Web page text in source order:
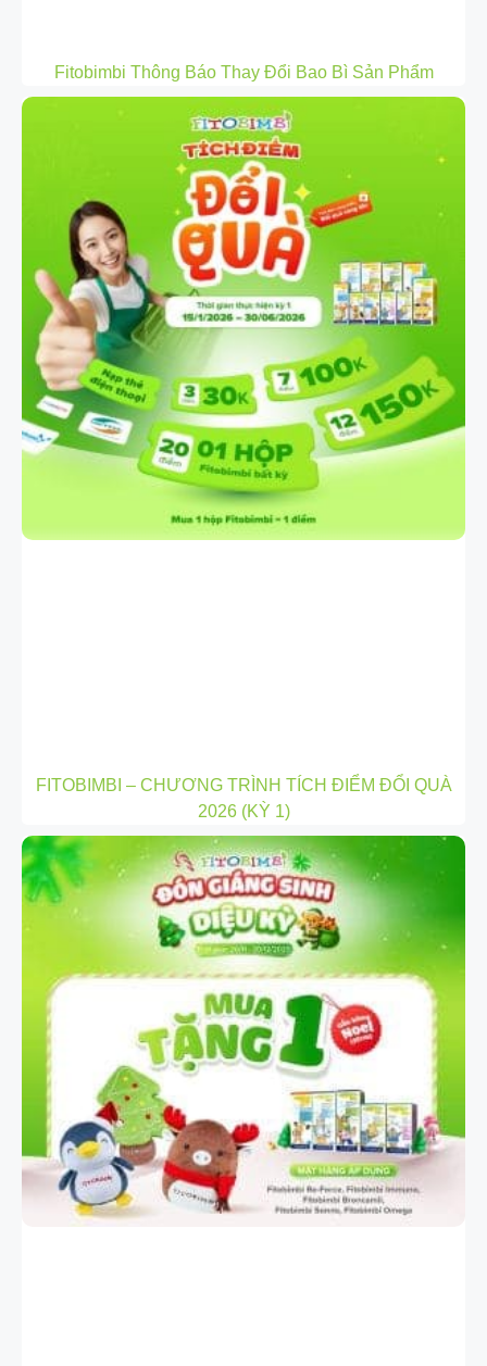
Fitobimbi Thông Báo Thay Đổi Bao Bì Sản Phẩm
FITOBIMBI – CHƯƠNG TRÌNH TÍCH ĐIỂM ĐỔI QUÀ
2026 (KỲ 1)